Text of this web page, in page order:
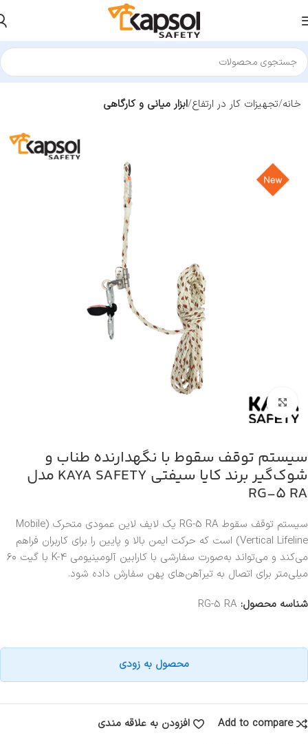
خانه تجهیزات کار در ارتفاع ابزار میانی و کارگاهی
بزرگنمایی تصویر
سیستم توقف سقوط با نگهدارنده طناب و
شوک‌گیر برند کایا سیفتی KAYA SAFETY مدل
RG-5 RA
سیستم توقف سقوط RG-5 RA یک لایف لاین عمودی متحرک (Mobile
Vertical Lifeline) است که حرکت ایمن بالا و پایین را برای کاربران فراهم
می‌کند و می‌تواند به‌صورت سفارشی با کارابین آلومینیومی K-4 با گیت ۶۰
میلی‌متر برای اتصال به تیرآهن‌های پهن سفارش داده شود.
شناسه محصول: RG-5 RA
محصول به زودی
Add to compare
افزودن به علاقه مندی